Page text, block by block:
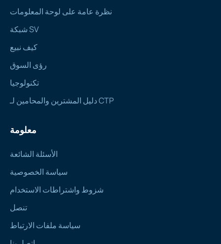
نظرة عامة على لوحة المعلومات
شبكة SV
كيف نبيع
رؤى السوق
تكنولوجيا
دليل المشترين والمحامين لـ CTP
معلومة
الأسئلة الشائعة
سياسة الخصوصية
شزوط واشتراطات الاستخدام
تنصل
سياسة ملفات الارتباط